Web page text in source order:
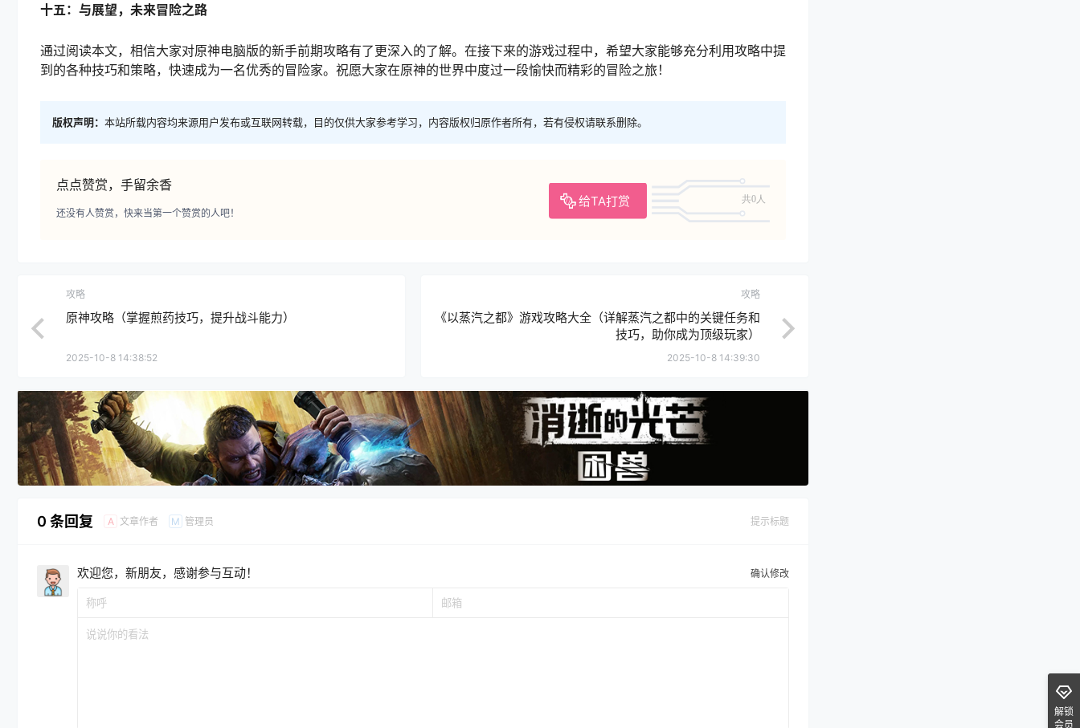
十五：与展望，未来冒险之路
通过阅读本文，相信大家对原神电脑版的新手前期攻略有了更深入的了解。在接下来的游戏过程中，希望大家能够充分利用攻略中提
到的各种技巧和策略，快速成为一名优秀的冒险家。祝愿大家在原神的世界中度过一段愉快而精彩的冒险之旅！
版权声明： 本站所载内容均来源用户发布或互联网转载，目的仅供大家参考学习，内容版权归原作者所有，若有侵权请联系删除。
点点赞赏，手留余香
给TA打赏 共0人
还没有人赞赏，快来当第一个赞赏的人吧！
攻略
原神攻略（掌握煎药技巧，提升战斗能力）
2025-10-8 14:38:52
攻略
《以蒸汽之都》游戏攻略大全（详解蒸汽之都中的关键任务和
技巧，助你成为顶级玩家）
2025-10-8 14:39:30
0 条回复 A 文章作者 M 管理员 提示标题
欢迎您，新朋友，感谢参与互动！ 确认修改
解锁
会员